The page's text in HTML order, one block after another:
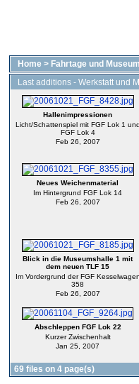
Home > Fahrtage und Museum
Last additions - Werkstatt und
Hallenimpressionen
Licht/Schattenspiel mit FGF Lok 1 und
FGF Lok 4
Feb 26, 2007
Neues Weichenmaterial
Im Hintergrund FGF Lok 14
Feb 26, 2007
Blick in die Museumshalle 1 mit
dem neuen TLF 15
Im Vordergrund der FGF Kesselwagen
358
Feb 26, 2007
Abschleppen FGF Lok 22
Kurzer Zwischenhalt
Jan 25, 2007
69 files on 4 page(s)